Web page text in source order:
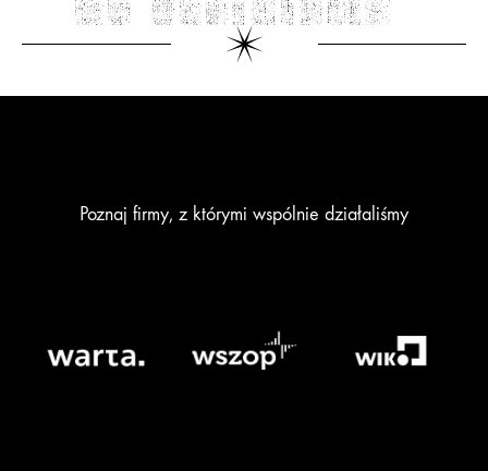
Poznaj firmy, z którymi wspólnie działaliśmy